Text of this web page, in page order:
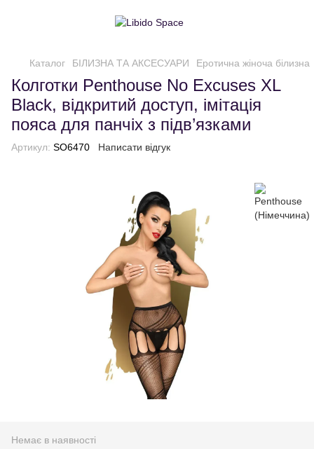
Каталог БІЛИЗНА ТА АКСЕСУАРИ Еротична жіноча білизна
Колготки Penthouse No Excuses XL
Black, відкритий доступ, імітація
пояса для панчіх з підв’язками
Артикул: SO6470 Написати відгук
Немає в наявності